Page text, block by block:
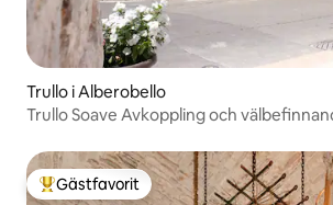
Trullo i Alberobello
Trullo Soave Avkoppling och
Populär gästfavorit
Gästfavorit